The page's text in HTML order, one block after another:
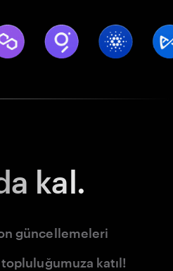
kal.
güncellemeleri
katıl!